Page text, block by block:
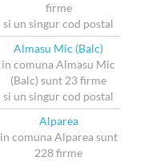
firme
si un singur cod postal
Almasu Mic (Balc)
in comuna Almasu Mic
(Balc) sunt 23 firme
si un singur cod postal
Alparea
in comuna Alparea sunt
228 firme